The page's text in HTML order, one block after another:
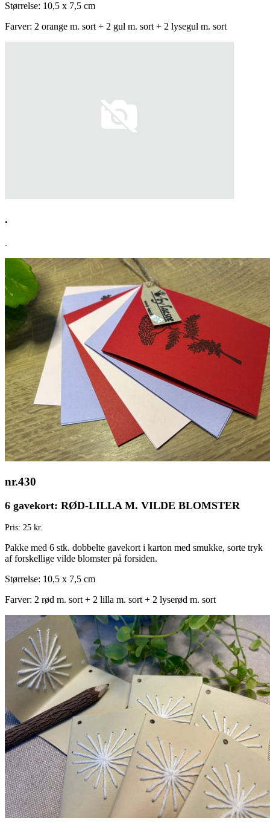
Størrelse: 10,5 x 7,5 cm
Farver: 2 orange m. sort + 2 gul m. sort + 2 lysegul m. sort
.
.
nr.430
6 gavekort: RØD-LILLA M. VILDE BLOMSTER
Pris: 25 kr.
Pakke med 6 stk. dobbelte gavekort i karton med smukke, sorte tryk
af forskellige vilde blomster på forsiden.
Størrelse: 10,5 x 7,5 cm
Farver: 2 rød m. sort + 2 lilla m. sort + 2 lyserød m. sort